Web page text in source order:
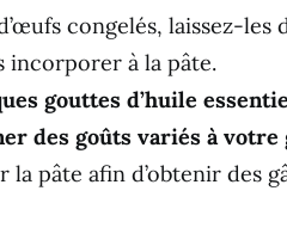
congelés, laissez-les
incorporer à la pâte.
gouttes d’huile
des goûts variés à votre
pâte afin d’obtenir des